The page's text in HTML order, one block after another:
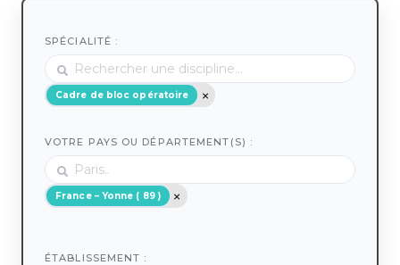
SPÉCIALITÉ :
Cadre de bloc opératoire
VOTRE PAYS OU DÉPARTEMENT(S) :
France – Yonne ( 89 )
ÉTABLISSEMENT :